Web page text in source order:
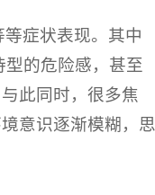
症状表现。其中
的危险感，甚至
此同时，很多焦
意识逐渐模糊，思